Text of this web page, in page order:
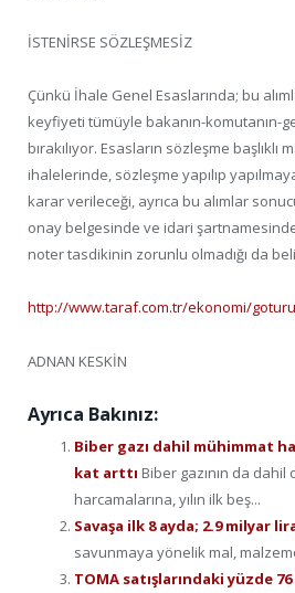
İSTENİRSE SÖZLEŞMESİZ
Çünkü İhale Genel Esaslarında; bu
keyfiyeti tümüyle bakanın-komutanın-
bırakılıyor. Esasların sözleşme
ihalelerinde, sözleşme yapılıp
karar verileceği, ayrıca bu alımlar
onay belgesinde ve idari
noter tasdikinin zorunlu olmadığı da
http://www.taraf.com.tr/ekonomi/
ADNAN KESKİN
Ayrıca Bakınız:
Biber gazı dahil mühimmat
kat arttı Biber gazının da
harcamalarına, yılın ilk beş...
Savaşa ilk 8 ayda; 2.9 milyar
savunmaya yönelik mal,
TOMA satışlarındaki yüzde